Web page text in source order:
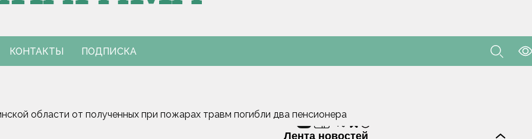
обозначил слабые места в работе автолавок
на селе: "Просрочка и тухлятина!"
КОНТАКТЫ ПОДПИСКА
области от полученных при пожарах травм погибли два пенсионера
Лента новостей